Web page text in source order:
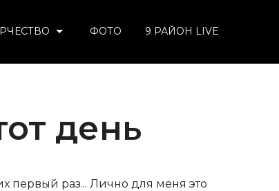
ФОТО 9 РАЙОН LIVE
день
первый раз... Лично для меня это